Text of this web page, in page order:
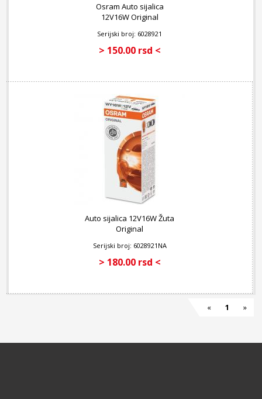
Osram Auto sijalica
12V16W Original
Serijski broj: 6028921
> 150.00 rsd <
Auto sijalica 12V16W Žuta
Original
Serijski broj: 6028921NA
> 180.00 rsd <
« 1 »